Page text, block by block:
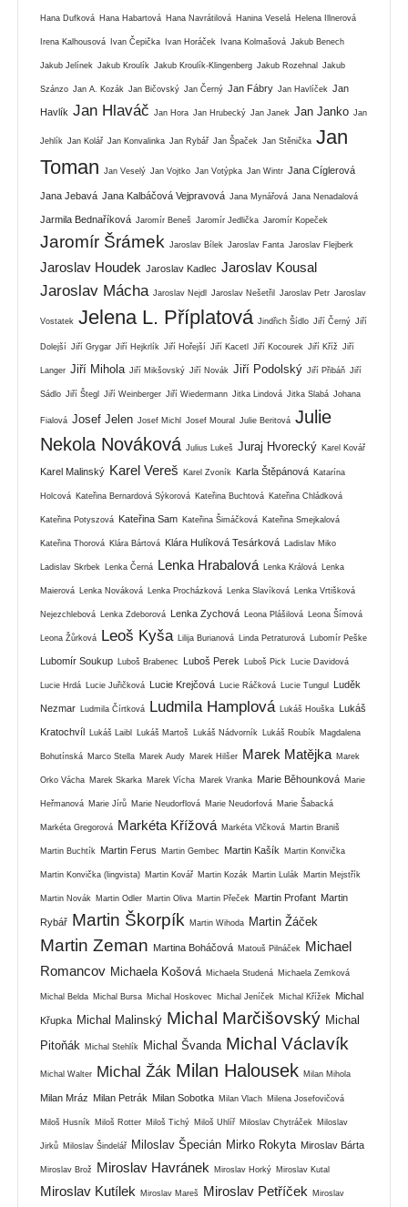
Hana Dufková Hana Habartová Hana Navrátilová Hanina Veselá Helena Illnerová
Irena Kalhousová Ivan Čepička Ivan Horáček Ivana Kolmašová Jakub Benech
Jakub Jelínek Jakub Kroulík Jakub Kroulík-Klingenberg Jakub Rozehnal Jakub
Szánzo Jan A. Kozák Jan Bičovský Jan Černý Jan Fábry Jan Havlíček Jan
Havlík Jan Hlaváč Jan Hora Jan Hrubecký Jan Janek Jan Janko Jan
Jehlík Jan Kolář Jan Konvalinka Jan Rybář Jan Špaček Jan Stěnička Jan
Toman
Jan Veselý Jan Vojtko Jan Votýpka Jan Wintr Jana Cíglerová
Jana Jebavá Jana Kalbáčová Vejpravová Jana Mynářová Jana Nenadalová
Jarmila Bednaříková Jaromír Beneš Jaromír Jedlička Jaromír Kopeček
Jaromír Šrámek Jaroslav Bílek Jaroslav Fanta Jaroslav Flejberk
Jaroslav Houdek Jaroslav Kadlec Jaroslav Kousal
Jaroslav Mácha Jaroslav Nejdl Jaroslav Nešetřil Jaroslav Petr Jaroslav
Vostatek Jelena L. Příplatová Jindřich Šídlo Jiří Černý Jiří
Dolejší Jiří Grygar Jiří Hejkrlík Jiří Hořejší Jiří Kacetl Jiří Kocourek Jiří Kříž Jiří
Langer Jiří Mihola Jiří Mikšovský Jiří Novák Jiří Podolský Jiří Přibáň Jiří
Sádlo Jiří Štegl Jiří Weinberger Jiří Wiedermann Jitka Lindová Jitka Slabá Johana
Fialová Josef Jelen Josef Michl Josef Moural Julie Beritová Julie
Nekola Nováková Julius Lukeš Juraj Hvorecký Karel Kovář
Karel Malinský Karel Vereš Karel Zvoník Karla Štěpánová Katarína
Holcová Kateřina Bernardová Sýkorová Kateřina Buchtová Kateřina Chládková
Kateřina Potyszová Kateřina Sam Kateřina Šimáčková Kateřina Smejkalová
Kateřina Thorová Klára Bártová Klára Hulíková Tesárková Ladislav Miko
Ladislav Skrbek Lenka Černá Lenka Hrabalová Lenka Králová Lenka
Maierová Lenka Nováková Lenka Procházková Lenka Slavíková Lenka Vrtišková
Nejezchlebová Lenka Zdeborová Lenka Zychová Leona Plášilová Leona Šímová
Leona Žůrková Leoš Kyša Lilija Burianová Linda Petraturová Lubomír Peške
Lubomír Soukup Luboš Brabenec Luboš Perek Luboš Pick Lucie Davidová
Lucie Hrdá Lucie Juřičková Lucie Krejčová Lucie Ráčková Lucie Tungul Luděk
Nezmar Ludmila Čírtková Ludmila Hamplová Lukáš Houška Lukáš
Kratochvíl Lukáš Laibl Lukáš Martoš Lukáš Nádvorník Lukáš Roubík Magdalena
Bohutínská Marco Stella Marek Audy Marek Hilšer Marek Matějka Marek
Orko Vácha Marek Skarka Marek Vícha Marek Vranka Marie Běhounková Marie
Heřmanová Marie Jírů Marie Neudorflová Marie Neudorfová Marie Šabacká
Markéta Gregorová Markéta Křížová Markéta Vlčková Martin Braniš
Martin Buchtík Martin Ferus Martin Gembec Martin Kašík Martin Konvička
Martin Konvička (lingvista) Martin Kovář Martin Kozák Martin Lulák Martin Mejstřík
Martin Novák Martin Odler Martin Oliva Martin Přeček Martin Profant Martin
Rybář Martin Škorpík Martin Wihoda Martin Žáček
Martin Zeman Martina Boháčová Matouš Pilnáček
Michael
Romancov Michaela Košová Michaela Studená Michaela Zemková
Michal Belda Michal Bursa Michal Hoskovec Michal Jeníček Michal Křížek Michal
Křupka Michal Malinský Michal Marčišovský Michal
Pitoňák
Michal Stehlík Michal Švanda Michal Václavík
Michal Walter Michal Žák Milan Halousek Milan Mihola
Milan Mráz Milan Petrák Milan Sobotka Milan Vlach Milena Josefovičová
Miloš Husník Miloš Rotter Miloš Tichý Miloš Uhlíř Miloslav Chytráček Miloslav
Jirků Miloslav Šindelář Miloslav Špecián Mirko Rokyta Miroslav Bárta
Miroslav Brož Miroslav Havránek Miroslav Horký Miroslav Kutal
Miroslav Kutílek Miroslav Mareš Miroslav Petříček Miroslav